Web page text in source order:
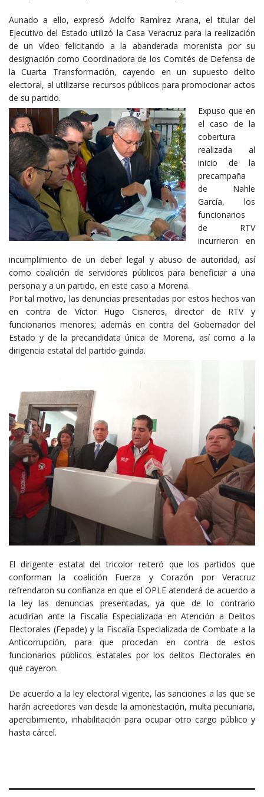
Aunado a ello, expresó Adolfo Ramírez Arana, el titular del
Ejecutivo del Estado utilizó la Casa Veracruz para la realización
de un vídeo felicitando a la abanderada morenista por su
designación como Coordinadora de los Comités de Defensa de
la Cuarta Transformación, cayendo en un supuesto delito
electoral, al utilizarse recursos públicos para promocionar actos
de su partido.
Expuso que en
el caso de la
cobertura
realizada al
inicio de la
precampaña
de Nahle
García, los
funcionarios
de RTV
incurrieron en
incumplimiento de un deber legal y abuso de autoridad, así
como coalición de servidores públicos para beneficiar a una
persona y a un partido, en este caso a Morena.
Por tal motivo, las denuncias presentadas por estos hechos van
en contra de Víctor Hugo Cisneros, director de RTV y
funcionarios menores; además en contra del Gobernador del
Estado y de la precandidata única de Morena, así como a la
dirigencia estatal del partido guinda.
El dirigente estatal del tricolor reiteró que los partidos que
conforman la coalición Fuerza y Corazón por Veracruz
refrendaron su confianza en que el OPLE atenderá de acuerdo a
la ley las denuncias presentadas, ya que de lo contrario
acudirían ante la Fiscalía Especializada en Atención a Delitos
Electorales (Fepade) y la Fiscalía Especializada de Combate a la
Anticorrupción, para que procedan en contra de estos
funcionarios públicos estatales por los delitos Electorales en
qué cayeron.
De acuerdo a la ley electoral vigente, las sanciones a las que se
harán acreedores van desde la amonestación, multa pecuniaria,
apercibimiento, inhabilitación para ocupar otro cargo público y
hasta cárcel.